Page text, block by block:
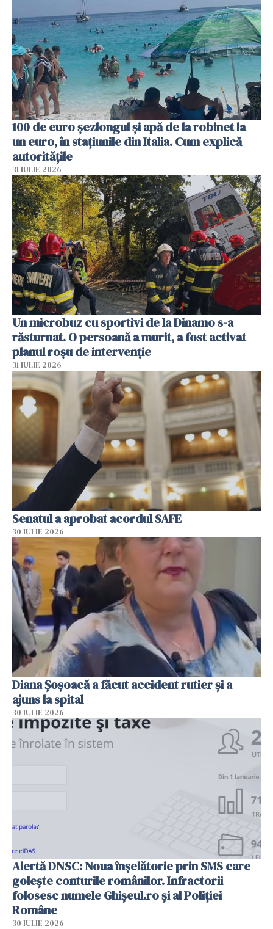
100 de euro șezlongul și apă de la robinet la
un euro, în stațiunile din Italia. Cum explică
autoritățile
31 IULIE 2026
Un microbuz cu sportivi de la Dinamo s-a
răsturnat. O persoană a murit, a fost activat
planul roșu de intervenție
31 IULIE 2026
Senatul a aprobat acordul SAFE
30 IULIE 2026
Diana Șoșoacă a făcut accident rutier și a
ajuns la spital
30 IULIE 2026
Alertă DNSC: Noua înșelătorie prin SMS care
golește conturile românilor. Infractorii
folosesc numele Ghișeul.ro și al Poliției
Române
30 IULIE 2026